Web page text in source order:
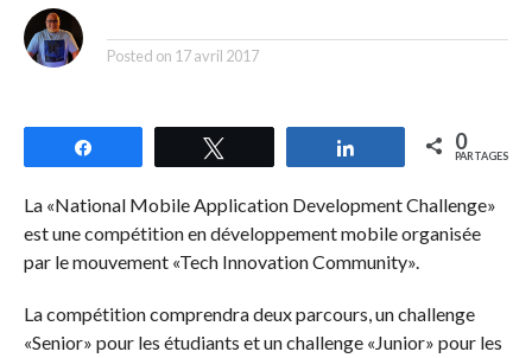
Posted on 17 avril 2017
Partagez 0
PARTAGES
La «National Mobile Application Development Challenge»
est une compétition en développement mobile organisée
par le mouvement «Tech Innovation Community».
La compétition comprendra deux parcours, un challenge
«Senior» pour les étudiants et un challenge «Junior» pour les